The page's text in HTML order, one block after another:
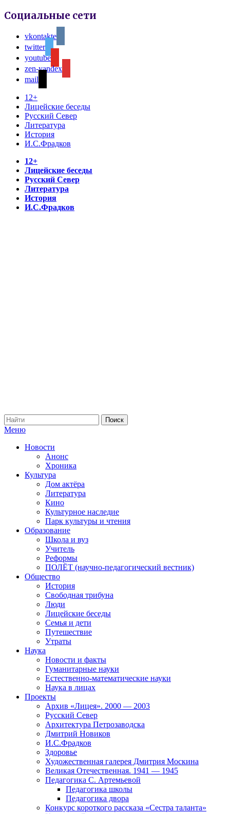
Социальные сети
vkontakte
twitter
youtube
zen-yandex
mail
12+
Лицейские беседы
Русский Север
Литература
История
И.С.Фрадков
12+
Лицейские беседы
Русский Север
Литература
История
И.С.Фрадков
Меню
Новости
Анонс
Хроника
Культура
Дом актёра
Литература
Кино
Культурное наследие
Парк культуры и чтения
Образование
Школа и вуз
Учитель
Реформы
ПОЛЁТ (научно-педагогический вестник)
Общество
История
Свободная трибуна
Люди
Лицейские беседы
Семья и дети
Путешествие
Утраты
Наука
Новости и факты
Гуманитарные науки
Естественно-математические науки
Наука в лицах
Проекты
Архив «Лицея». 2000 — 2003
Русский Север
Архитектура Петрозаводска
Дмитрий Новиков
И.С.Фрадков
Здоровье
Художественная галерея Дмитрия Москина
Великая Отечественная. 1941 — 1945
Педагогика С. Артемьевой
Педагогика школы
Педагогика двора
Конкурс короткого рассказа «Сестра таланта»